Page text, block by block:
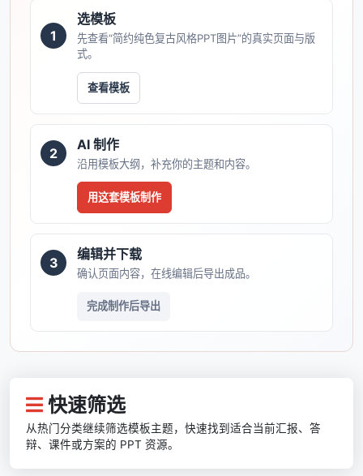
1
选模板
先查看“简约纯色复古风格PPT图片”的真实页面与版
式。
查看模板
2
AI 制作
沿用模板大纲，补充你的主题和内容。
用这套模板制作
3
编辑并下载
确认页面内容，在线编辑后导出成品。
完成制作后导出
快速筛选
从热门分类继续筛选模板主题，快速找到适合当前汇报、答
辩、课件或方案的 PPT 资源。